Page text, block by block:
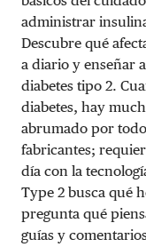
administrar
Descubre qué
a diario y enseñar
diabetes tipo 2.
diabetes, hay
abrumado por
fabricantes;
día con la
Type 2 busca qué
pregunta qué
guías y